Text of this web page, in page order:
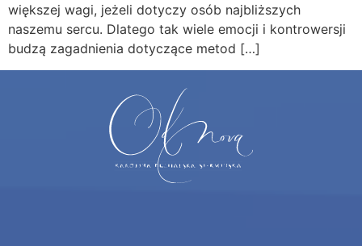
większej wagi, jeżeli dotyczy osób najbliższych
naszemu sercu. Dlatego tak wiele emocji i kontrowersji
budzą zagadnienia dotyczące metod […]